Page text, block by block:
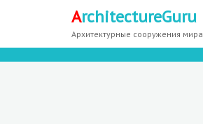
ArchitectureGuru
Архитектурные сооружения мира